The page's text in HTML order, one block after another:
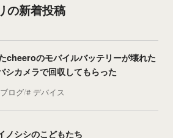
の新着投稿
cheeroのモバイルバッテリーが壊れた
シカメラで回収してもらった
ブログ デバイス
ノシシのこどもたち